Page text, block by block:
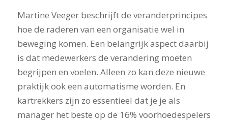
Martine Veeger beschrijft de veranderprincipes
hoe de raderen van een organisatie wel in
beweging komen. Een belangrijk aspect daarbij
is dat medewerkers de verandering moeten
begrijpen en voelen. Alleen zo kan deze nieuwe
praktijk ook een automatisme worden. En
kartrekkers zijn zo essentieel dat je je als
manager het beste op de 16% voorhoedespelers